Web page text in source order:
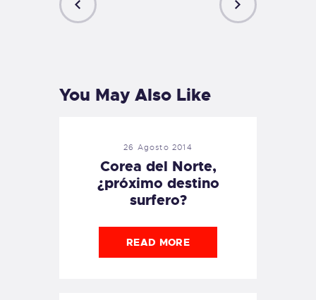
You May Also Like
26 Agosto 2014
Corea del Norte,
¿próximo destino
surfero?
READ MORE